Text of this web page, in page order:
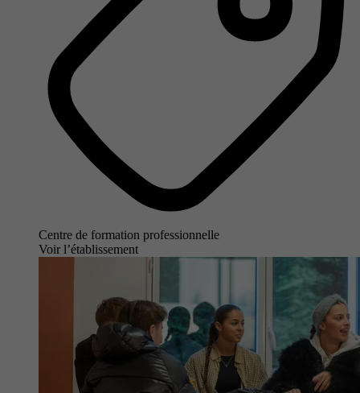
Centre de formation professionnelle
Voir l’établissement